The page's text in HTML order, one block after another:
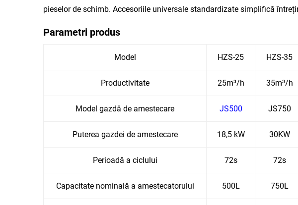
pieselor de schimb. Accesoriile universale standardizate simplifică
Parametri produs
Model HZS-25 HZS-35
Productivitate 25m³/h 35m³/h
Model gazdă de amestecare JS500 JS750
Puterea gazdei de amestecare 18,5 kW 30KW
Perioadă a ciclului 72s 72s
Capacitate nominală a amestecatorului 500L 750L